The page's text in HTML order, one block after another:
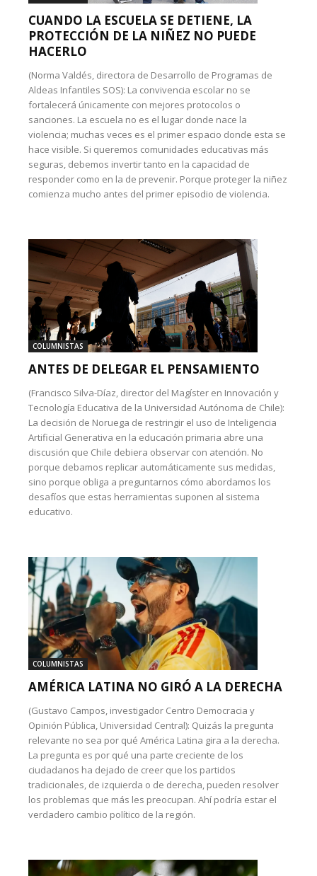
CUANDO LA ESCUELA SE DETIENE, LA
PROTECCIÓN DE LA NIÑEZ NO PUEDE
HACERLO
(Norma Valdés, directora de Desarrollo de Programas de
Aldeas Infantiles SOS): La convivencia escolar no se
fortalecerá únicamente con mejores protocolos o
sanciones. La escuela no es el lugar donde nace la
violencia; muchas veces es el primer espacio donde esta se
hace visible. Si queremos comunidades educativas más
seguras, debemos invertir tanto en la capacidad de
responder como en la de prevenir. Porque proteger la niñez
comienza mucho antes del primer episodio de violencia.
COLUMNISTAS
ANTES DE DELEGAR EL PENSAMIENTO
(Francisco Silva-Díaz, director del Magíster en Innovación y
Tecnología Educativa de la Universidad Autónoma de Chile):
La decisión de Noruega de restringir el uso de Inteligencia
Artificial Generativa en la educación primaria abre una
discusión que Chile debiera observar con atención. No
porque debamos replicar automáticamente sus medidas,
sino porque obliga a preguntarnos cómo abordamos los
desafíos que estas herramientas suponen al sistema
educativo.
COLUMNISTAS
AMÉRICA LATINA NO GIRÓ A LA DERECHA
(Gustavo Campos, investigador Centro Democracia y
Opinión Pública, Universidad Central): Quizás la pregunta
relevante no sea por qué América Latina gira a la derecha.
La pregunta es por qué una parte creciente de los
ciudadanos ha dejado de creer que los partidos
tradicionales, de izquierda o de derecha, pueden resolver
los problemas que más les preocupan. Ahí podría estar el
verdadero cambio político de la región.